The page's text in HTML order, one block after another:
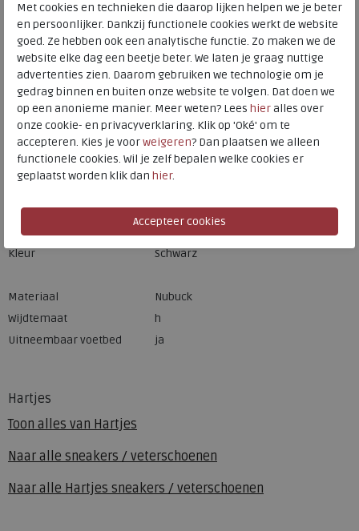
Hartjes
Toon alles van Hartjes
Naar alle sneakers / veterschoenen
Naar alle Hartjes sneakers / veterschoenen
HOORN
Hulp nodig? bel:0229 760 760
Gratis verzending binnen Nederland*
Voor 14:00 uur besteld = dezelfde werkdag verzonden*
Altijd retourneren, binnen 1 werkdag terugbetaald
Fabrikantcode
162.1405/99 01.01
Bestelcode
Kleur
Schwarz
Materiaal
Nubuck
Wijdtemaat
h
Uitneembaar voetbed
ja
Met cookies en technieken die daarop lijken helpen we je beter
en persoonlijker. Dankzij functionele cookies werkt de website
goed. Ze hebben ook een analytische functie. Zo maken we de
website elke dag een beetje beter. We laten je graag nuttige
advertenties zien. Daarom gebruiken we technologie om je
gedrag binnen en buiten onze website te volgen. Dat doen we
op een anonieme manier. Meer weten? Lees hieralles over
onze cookie- en privacyverklaring. Klik op 'Oké' om te
accepteren. Kies je voorweigeren? Dan plaatsen we alleen
functionele cookies. Wil je zelf bepalen welke cookies er
geplaatst worden klik dan hier.